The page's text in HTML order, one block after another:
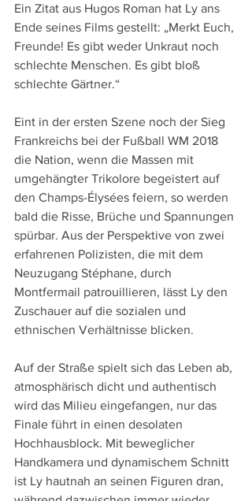
Ein Zitat aus Hugos Roman hat Ly ans
Ende seines Films gestellt: „Merkt Euch,
Freunde! Es gibt weder Unkraut noch
schlechte Menschen. Es gibt bloß
schlechte Gärtner.“
Eint in der ersten Szene noch der Sieg
Frankreichs bei der Fußball WM 2018
die Nation, wenn die Massen mit
umgehängter Trikolore begeistert auf
den Champs-Élysées feiern, so werden
bald die Risse, Brüche und Spannungen
spürbar. Aus der Perspektive von zwei
erfahrenen Polizisten, die mit dem
Neuzugang Stéphane, durch
Montfermail patrouillieren, lässt Ly den
Zuschauer auf die sozialen und
ethnischen Verhältnisse blicken.
Auf der Straße spielt sich das Leben ab,
atmosphärisch dicht und authentisch
wird das Milieu eingefangen, nur das
Finale führt in einen desolaten
Hochhausblock. Mit beweglicher
Handkamera und dynamischem Schnitt
ist Ly hautnah an seinen Figuren dran,